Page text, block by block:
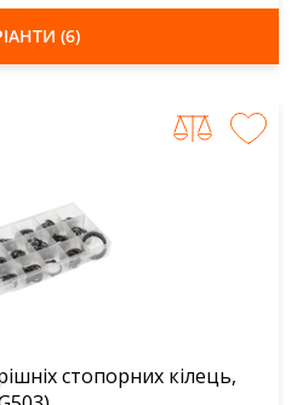
(6)
стопорних кілець,